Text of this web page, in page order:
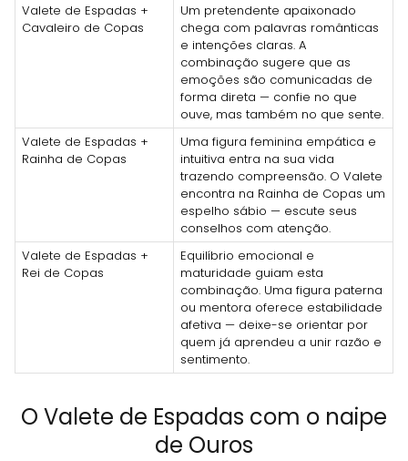
Valete de Espadas +
Cavaleiro de Copas
Um pretendente apaixonado
chega com palavras românticas
e intenções claras. A
combinação sugere que as
emoções são comunicadas de
forma direta — confie no que
ouve, mas também no que sente.
Valete de Espadas +
Rainha de Copas
Uma figura feminina empática e
intuitiva entra na sua vida
trazendo compreensão. O Valete
encontra na Rainha de Copas um
espelho sábio — escute seus
conselhos com atenção.
Valete de Espadas +
Rei de Copas
Equilíbrio emocional e
maturidade guiam esta
combinação. Uma figura paterna
ou mentora oferece estabilidade
afetiva — deixe-se orientar por
quem já aprendeu a unir razão e
sentimento.
O Valete de Espadas com o naipe
de Ouros